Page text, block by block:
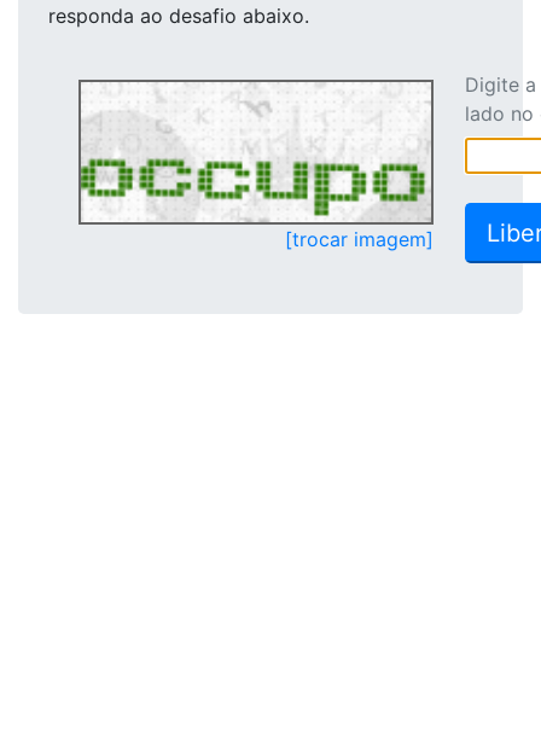
responda ao desafio abaixo.
[trocar imagem]
Digite
lado no